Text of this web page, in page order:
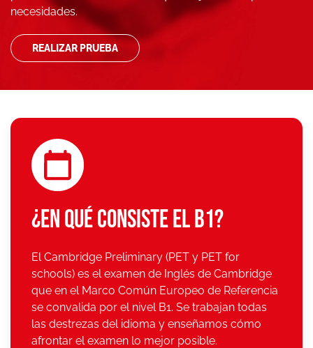
necesidades.
REALIZAR PRUEBA
¿EN QUÉ CONSISTE EL B1?
El Cambridge Preliminary (PET y PET for
schools) es el examen de Inglés de Cambridge
que en el Marco Común Europeo de Referencia
se convalida por el nivel B1. Se trabajan todas
las destrezas del idioma y enseñamos cómo
afrontar el examen lo mejor posible.